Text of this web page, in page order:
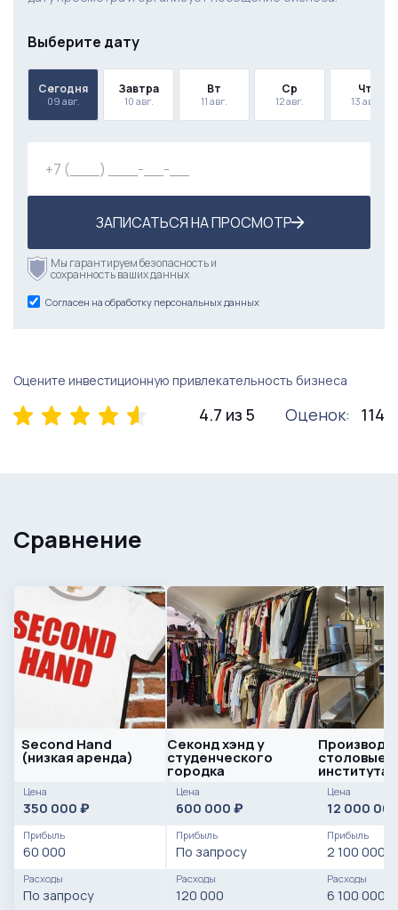
Выберите дату
Сегодня
09 авг.
Завтра
10 авг.
Вт
11 авг.
Ср
12 авг.
Чт
13 авг.
ЗАПИСАТЬСЯ НА ПРОСМОТР
Мы гарантируем безопасность и
сохранность ваших данных
Согласен на обработку персональных данных
Оцените инвестиционную привлекательность бизнеса
4.7 из 5 Оценок: 114
Сравнение
Second Hand
(низкая аренда)
Цена
350 000 ₽
Прибыль
60 000
Расходы
По запросу
Секонд хэнд у
студенческого
городка
Цена
600 000 ₽
Прибыль
По запросу
Расходы
120 000
столовые в
м2
Цена
12 000
Прибыль
2 100 000
Расходы
6 100 000